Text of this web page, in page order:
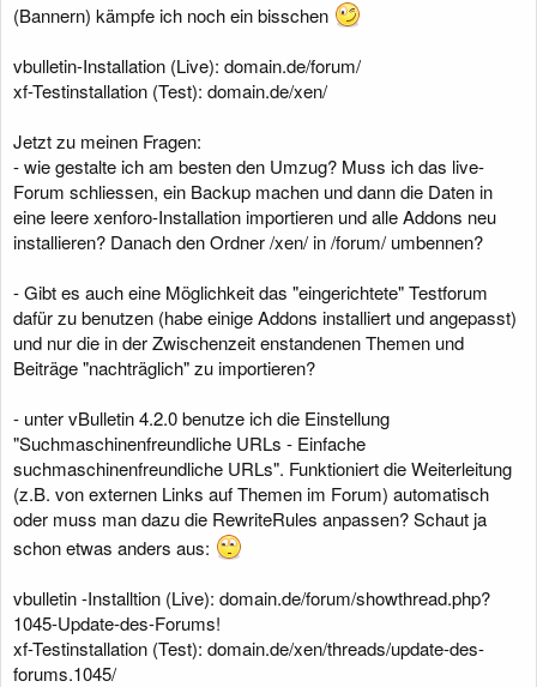
(Bannern) kämpfe ich noch ein bisschen
vbulletin-Installation (Live): domain.de/forum/
xf-Testinstallation (Test): domain.de/xen/
Jetzt zu meinen Fragen:
- wie gestalte ich am besten den Umzug? Muss ich das live-
Forum schliessen, ein Backup machen und dann die Daten in
eine leere xenforo-Installation importieren und alle Addons neu
installieren? Danach den Ordner /xen/ in /forum/ umbennen?
- Gibt es auch eine Möglichkeit das "eingerichtete" Testforum
dafür zu benutzen (habe einige Addons installiert und angepasst)
und nur die in der Zwischenzeit enstandenen Themen und
Beiträge "nachträglich" zu importieren?
- unter vBulletin 4.2.0 benutze ich die Einstellung
"Suchmaschinenfreundliche URLs - Einfache
suchmaschinenfreundliche URLs". Funktioniert die Weiterleitung
(z.B. von externen Links auf Themen im Forum) automatisch
oder muss man dazu die RewriteRules anpassen? Schaut ja
schon etwas anders aus:
vbulletin -Installtion (Live): domain.de/forum/showthread.php?
1045-Update-des-Forums!
xf-Testinstallation (Test): domain.de/xen/threads/update-des-
forums.1045/